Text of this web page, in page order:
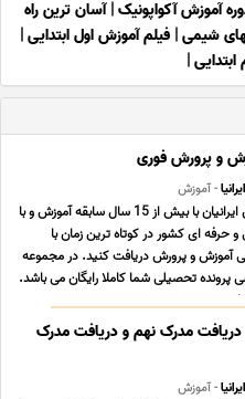
آموزش آکواپونیک|آسان ترین راه
شیمی| فیلم آموزش اول ابتدایی|
|
و پرورش فوری
- آموزش
مجتمع آموزشی نگین آفاق ایرانیان با بیش از 15 سال سابقه آموزش و با
حرفه ای کشور در کوتاه ترین زمان با
آموزش و پرورش دریافت کنید. در مجموعه
پرونده تحصیلی شما کاملا رایگان می باشد.
... ...
مدرک نهم و دریافت مدرک
- آموزش